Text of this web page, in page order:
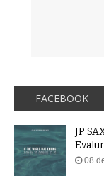
FACEBOOK
JP
08